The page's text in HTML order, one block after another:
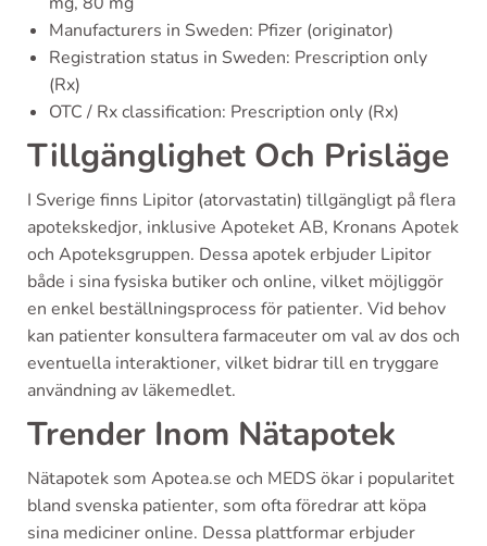
Manufacturers in Sweden: Pfizer (originator)
Registration status in Sweden: Prescription only
(Rx)
OTC / Rx classification: Prescription only (Rx)
Tillgänglighet Och Prisläge
I Sverige finns Lipitor (atorvastatin) tillgängligt på flera
apotekskedjor, inklusive Apoteket AB, Kronans Apotek
och Apoteksgruppen. Dessa apotek erbjuder Lipitor
både i sina fysiska butiker och online, vilket möjliggör
en enkel beställningsprocess för patienter. Vid behov
kan patienter konsultera farmaceuter om val av dos och
eventuella interaktioner, vilket bidrar till en tryggare
användning av läkemedlet.
Trender Inom Nätapotek
Nätapotek som Apotea.se och MEDS ökar i popularitet
bland svenska patienter, som ofta föredrar att köpa
sina mediciner online. Dessa plattformar erbjuder